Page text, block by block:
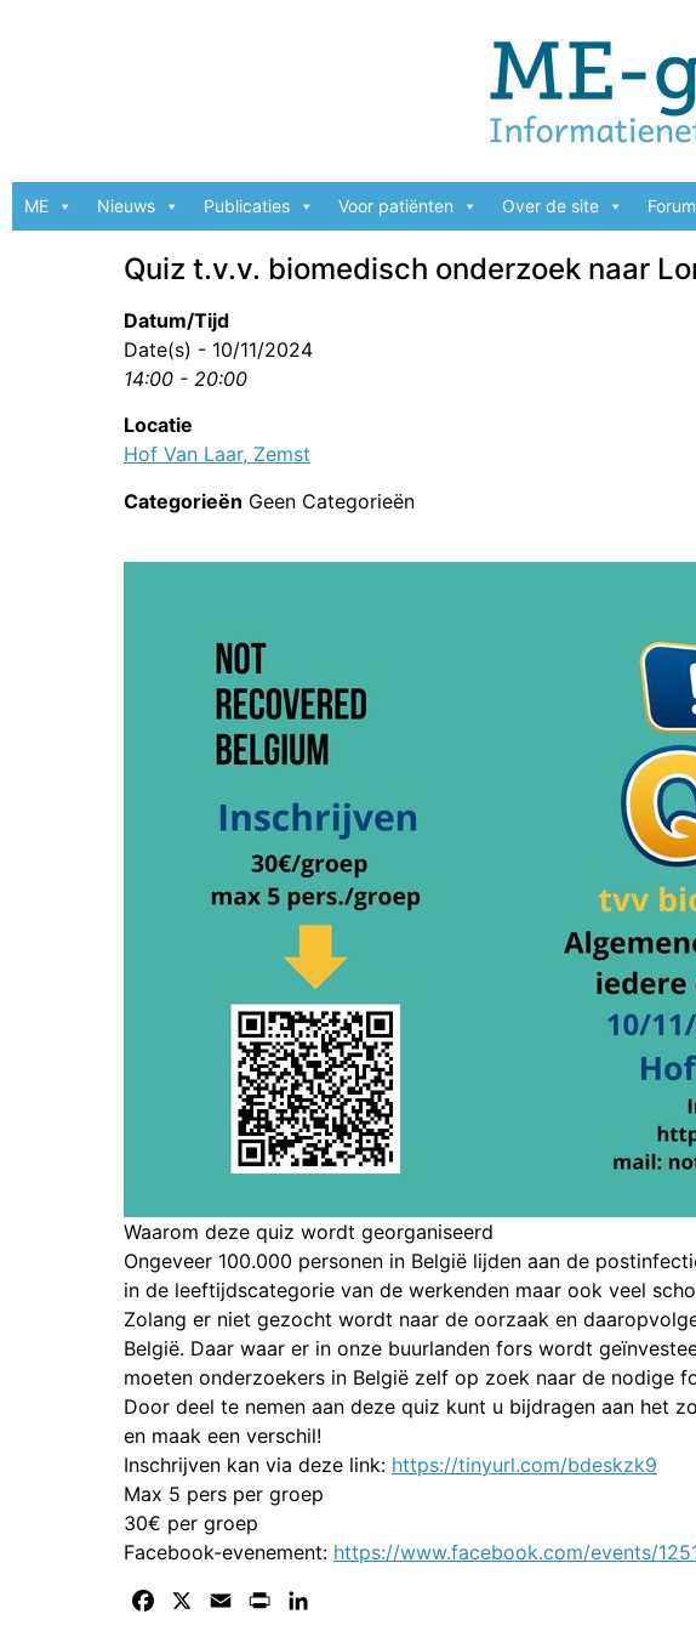
ME Nieuws Publicaties Voor patiënten Over de site Forum
Quiz t.v.v. biomedisch onderzoek naar
Datum/Tijd
Date(s) - 10/11/2024
14:00 - 20:00
Locatie
Hof Van Laar, Zemst
Categorieën Geen Categorieën
Waarom deze quiz wordt georganiseerd
Ongeveer 100.000 personen in België lijden aan de
in de leeftijdscategorie van de werkenden maar ook veel
Zolang er niet gezocht wordt naar de oorzaak en
België. Daar waar er in onze buurlanden fors wordt
moeten onderzoekers in België zelf op zoek naar de nodige
Door deel te nemen aan deze quiz kunt u bijdragen aan het
en maak een verschil!
Inschrijven kan via deze link: https://tinyurl.com/bdeskzk9
Max 5 pers per groep
30€ per groep
Facebook-evenement: https://www.facebook.com/events/
Facebook Email Print